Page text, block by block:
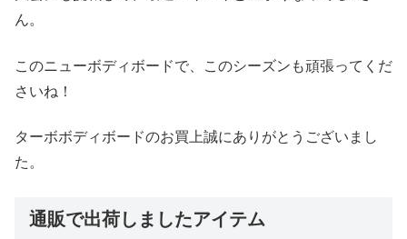
ん。
このニューボディボードで、このシーズンも頑張ってくだ
さいね！
ターボボディボードのお買上誠にありがとうございまし
た。
通販で出荷しましたアイテム